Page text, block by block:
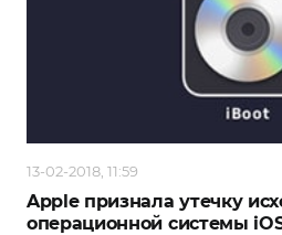
13-02-2018, 11:59
Apple признала утечку
операционной системы